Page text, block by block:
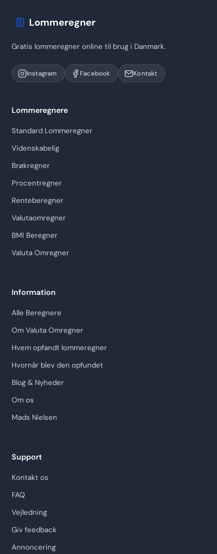
Lommeregner
Gratis lommeregner online til brug i Danmark.
Instagram Facebook Kontakt
Lommeregnere
Standard Lommeregner
Videnskabelig
Brøkregner
Procentregner
Renteberegner
Valutaomregner
BMI Beregner
Valuta Omregner
Information
Alle Beregnere
Om Valuta Omregner
Hvem opfandt lommeregner
Hvornår blev den opfundet
Blog & Nyheder
Om os
Mads Nielsen
Support
Kontakt os
FAQ
Vejledning
Giv feedback
Annoncering